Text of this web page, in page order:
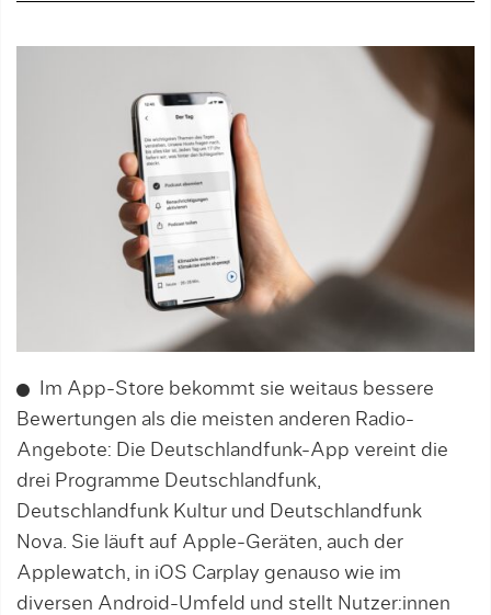
Im App-Store bekommt sie weitaus bessere
Bewertungen als die meisten anderen Radio-
Angebote: Die Deutschlandfunk-App vereint die
drei Programme Deutschlandfunk,
Deutschlandfunk Kultur und Deutschlandfunk
Nova. Sie läuft auf Apple-Geräten, auch der
Applewatch, in iOS Carplay genauso wie im
diversen Android-Umfeld und stellt Nutzer:innen